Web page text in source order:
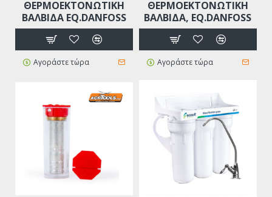
ΘΕΡΜΟΕΚΤΟΝΩΤΙΚΉ
ΒΑΛΒΊΔΑ EQ.DANFOSS
Αγοράστε τώρα
ΘΕΡΜΟΕΚΤΟΝΩΤΙΚΉ
ΒΑΛΒΊΔΑ, EQ.DANFOSS
Αγοράστε τώρα